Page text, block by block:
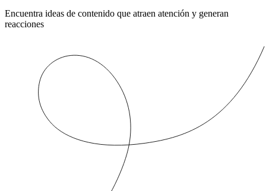
Encuentra ideas de contenido que atraen atención y generan
reacciones